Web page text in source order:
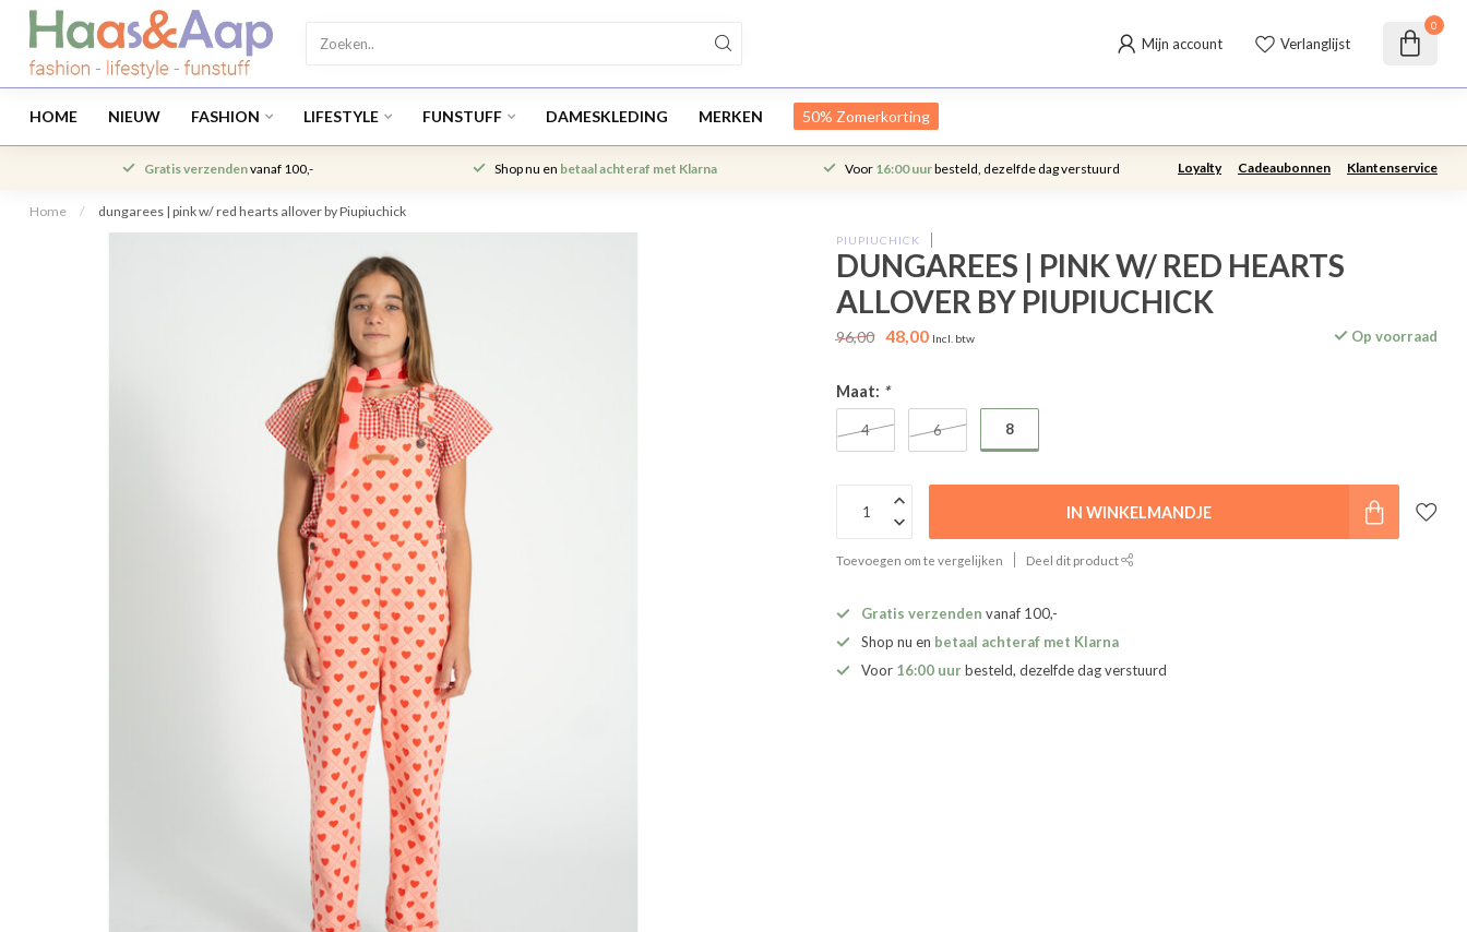
Mijn account Verlanglijst
0
HOME NIEUW FASHION LIFESTYLE FUNSTUFF DAMESKLEDING MERKEN 50% Zomerkorting
Gratis verzendenvanaf 100,- Shop nu en betaal achteraf met Klarna Voor 16:00 uurbesteld, dezelfde dag verstuurd Loyalty Cadeaubonnen Klantenservice
Home / dungarees | pink w/ red hearts allover by Piupiuchick
PIUPIUCHICK
DUNGAREES | PINK W/ RED HEARTS
ALLOVER BY PIUPIUCHICK
96,00 48,00 Incl. btw Op voorraad
Maat: *
4 6 8
IN WINKELMANDJE
Toevoegen om te vergelijken Deel dit product
Gratis verzenden vanaf 100,-
Shop nu en betaal achteraf met Klarna
Voor 16:00 uurbesteld, dezelfde dag verstuurd